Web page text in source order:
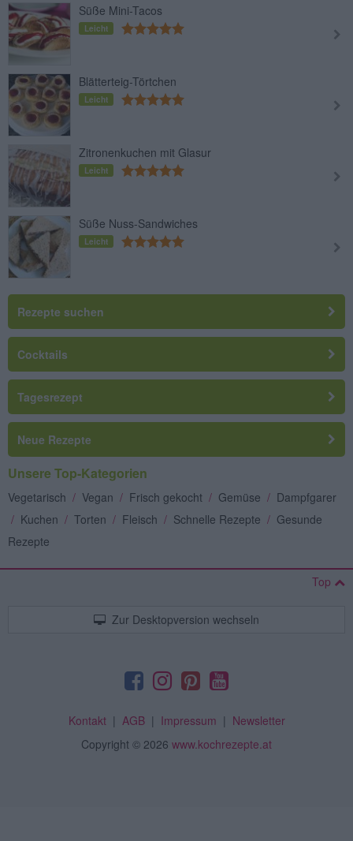
Süße Mini-Tacos
Leicht
Blätterteig-Törtchen
Leicht
Zitronenkuchen mit Glasur
Leicht
Süße Nuss-Sandwiches
Leicht
Rezepte suchen
Cocktails
Tagesrezept
Neue Rezepte
Unsere Top-Kategorien
Vegetarisch / Vegan / Frisch gekocht / Gemüse / Dampfgarer
/ Kuchen / Torten / Fleisch / Schnelle Rezepte / Gesunde
Rezepte
Top
Zur Desktopversion wechseln
Kontakt| AGB| Impressum | Newsletter
Copyright © 2026 www.kochrezepte.at